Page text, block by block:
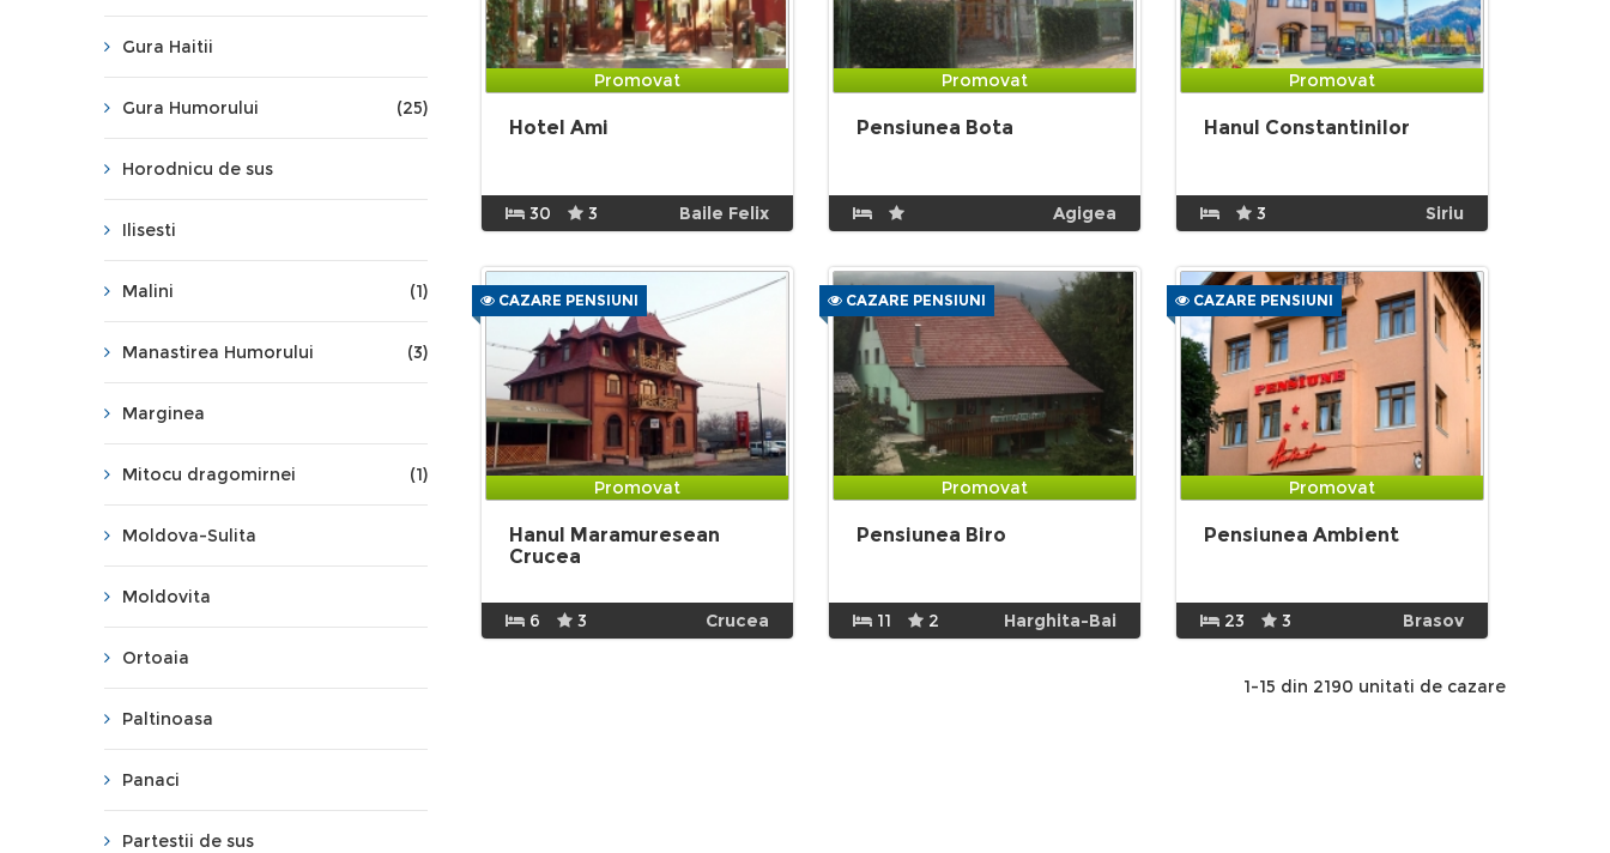
Gura Haitii
Gura Humorului (25)
Horodnicu de sus
Ilisesti
Malini (1)
Manastirea Humorului (3)
Marginea
Mitocu dragomirnei (1)
Moldova-Sulita
Moldovita
Ortoaia
Paltinoasa
Panaci
Partestii de sus
Promovat
Hotel Ami
30 3 Baile Felix
Promovat
Pensiunea Bota
Agigea
Promovat
Hanul Constantinilor
3 Siriu
CAZARE PENSIUNI
Promovat
Hanul Maramuresean
Crucea
6 3 Crucea
CAZARE PENSIUNI
Promovat
Pensiunea Biro
11 2 Harghita-Bai
CAZARE PENSIUNI
Promovat
Pensiunea Ambient
23 3 Brasov
1-15 din 2190 unitati de cazare